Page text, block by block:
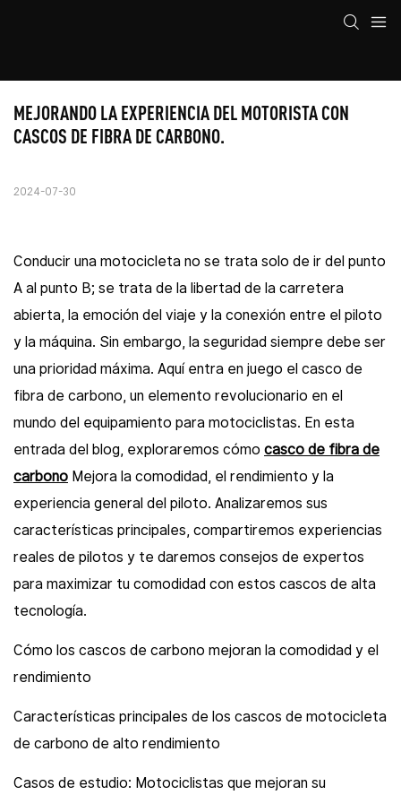
MEJORANDO LA EXPERIENCIA DEL MOTORISTA CON
CASCOS DE FIBRA DE CARBONO.
2024-07-30
Conducir una motocicleta no se trata solo de ir del punto
A al punto B; se trata de la libertad de la carretera
abierta, la emoción del viaje y la conexión entre el piloto
y la máquina. Sin embargo, la seguridad siempre debe ser
una prioridad máxima. Aquí entra en juego el casco de
fibra de carbono, un elemento revolucionario en el
mundo del equipamiento para motociclistas. En esta
entrada del blog, exploraremos cómo casco de fibra de
carbono Mejora la comodidad, el rendimiento y la
experiencia general del piloto. Analizaremos sus
características principales, compartiremos experiencias
reales de pilotos y te daremos consejos de expertos
para maximizar tu comodidad con estos cascos de alta
tecnología.
Cómo los cascos de carbono mejoran la comodidad y el
rendimiento
Características principales de los cascos de motocicleta
de carbono de alto rendimiento
Casos de estudio: Motociclistas que mejoran su